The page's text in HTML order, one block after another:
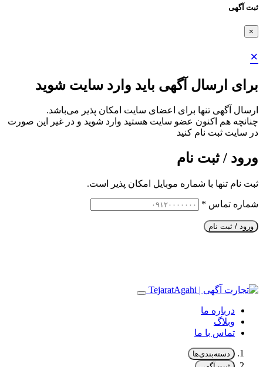
ثبت آگهی
×
×
برای ارسال آگهی باید وارد سایت شوید
ارسال آگهی تنها برای اعضای سایت امکان پذیر می‌باشد.
چنانچه هم‌ اکنون عضو سایت هستید وارد شوید و در غیر این صورت
در سایت ثبت نام کنید
ورود / ثبت نام
ثبت نام تنها با شماره موبایل امکان پذیر است.
شماره تماس *
ورود / ثبت نام
درباره ما
وبلاگ
تماس با ما
دسته‌بندی‌ها